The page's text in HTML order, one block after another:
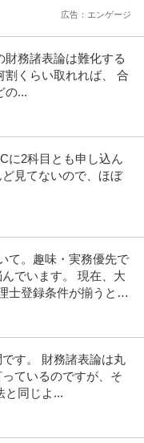
広告：エンゲージ
務諸表論は難化する
割くらい取れれば、 合
の...
に2科目とも申し込ん
見てないので、ほぼ
て。趣味・実務優先で
でいます。 現在、大
士登録条件が揃うとい
す。 財務諸表論は丸
ているのですが、そ
と同じよ...